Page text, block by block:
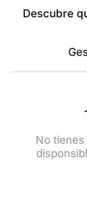
Descubre
No